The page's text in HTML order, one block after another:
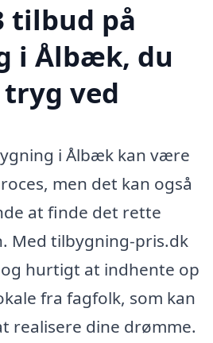
tilbud på
i Ålbæk, du
ved
i Ålbæk kan være
men det kan også
at finde det rette
Med tilbygning-pris.dk
hurtigt at indhente op
fra fagfolk, som kan
realisere dine drømme.